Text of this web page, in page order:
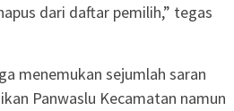
dari daftar pemilih,” tegas
menemukan sejumlah saran
Panwaslu Kecamatan namun